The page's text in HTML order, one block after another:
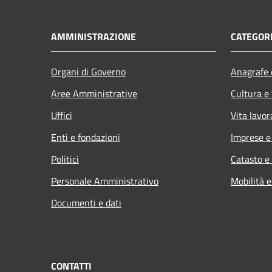
AMMINISTRAZIONE
Organi di Governo
Aree Amministrative
Uffici
Enti e fondazioni
Politici
Personale Amministrativo
Documenti e dati
Cultura
Vita
Imprese
Catasto
Mobilità
CONTATTI